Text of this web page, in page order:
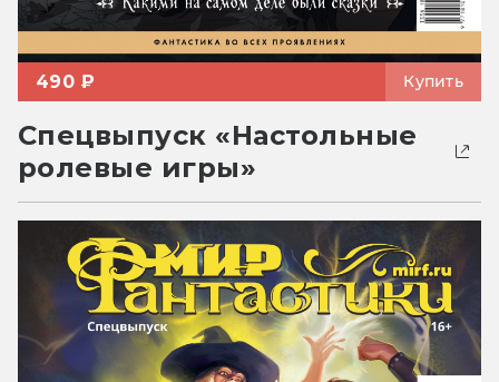
490 ₽ Купить
Спецвыпуск «Настольные
ролевые игры»